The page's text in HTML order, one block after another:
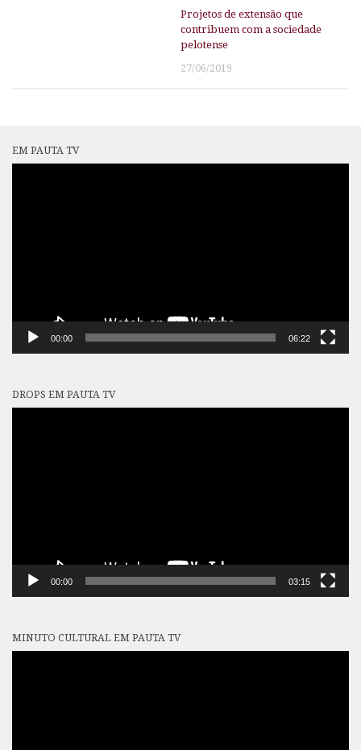
Projetos de extensão que
contribuem com a sociedade
pelotense
27/06/2019
EM PAUTA TV
00:00 06:22
DROPS EM PAUTA TV
00:00 03:15
MINUTO CULTURAL EM PAUTA TV